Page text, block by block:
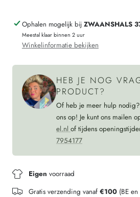
voor
kinderen
GRIJS
voor
Ophalen mogelijk bij ZWAANSHALS
Meestal klaar binnen 2 uur
Winkelinformatie bekijken
HEB JE NOG
PRODUCT?
Of heb je meer hulp
ons op! Je kunt ons mailen
el.nl of tijdens
7954177
Eigen voorraad
Gratis verzending vanaf €100 (BE